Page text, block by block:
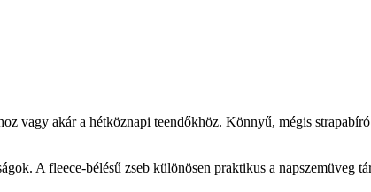
vagy akár a hétköznapi teendőkhöz. Könnyű, mégis
A fleece-bélésű zseb különösen praktikus a napszemüveg